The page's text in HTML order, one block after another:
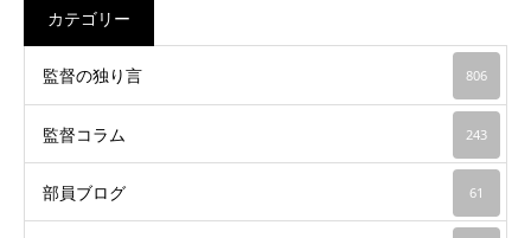
カテゴリー
監督の独り言 806
監督コラム 243
部員ブログ 61